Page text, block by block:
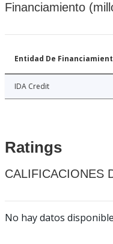
Financiamiento
Entidad De
IDA Credit
Ratings
CALIFICACIONES
No hay datos